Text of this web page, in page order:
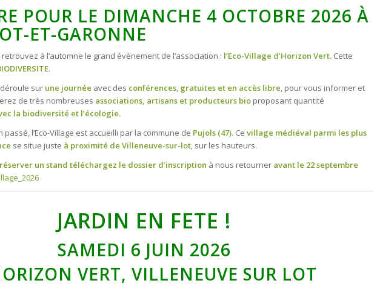
POUR LE DIMANCHE 4 OCTOBRE 2026 À
ET-GARONNE
à l’automne le grand évènement de l’association : l’Eco-Village d’Horizon Vert. Cette
.
sur une journée avec des conférences, gratuites et en accès libre, pour vous informer et
de très nombreuses associations, artisans et producteurs bio proposant quantité
la biodiversité et l’écologie.
passé, l’Eco-Village est accueilli par la commune de Pujols (47). Ce village médiéval parmi les plus
se situe juste à proximité de Villeneuve-sur-lot, sur les hauteurs.
un stand téléchargez le dossier d’inscription à nous retourner avant le 22 septembre
JARDIN EN FETE !
SAMEDI 6 JUIN 2026
VERT, VILLENEUVE SUR LOT